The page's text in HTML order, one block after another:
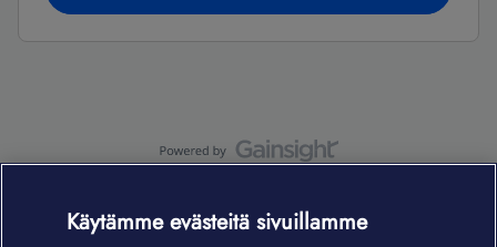
Käytämme evästeitä sivuillamme